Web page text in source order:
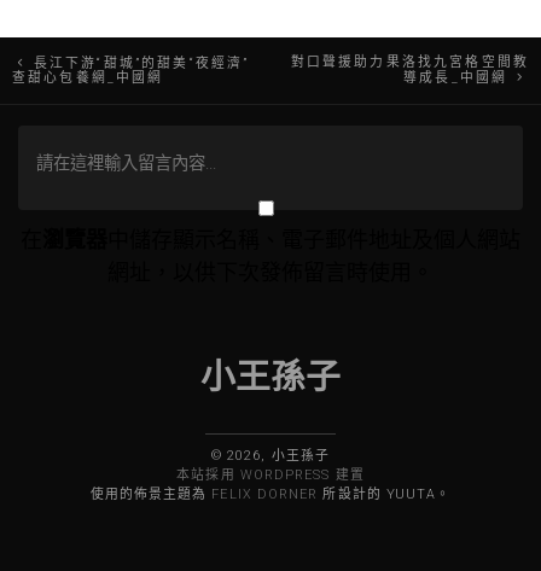
文
導
覽
長江下游“甜城”的甜美“夜經濟”
查甜心包養網_中國網
對口聲援助力果洛找九宮格空間教
導成長_中國網
小王孫子
© 2026, 小王孫子
本站採用 WORDPRESS 建置
使用的佈景主題為
FELIX DORNER 所設計的 YUUTA。